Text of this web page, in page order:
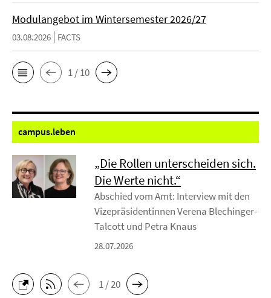
Modulangebot im Wintersemester 2026/27
03.08.2026 FACTS
1 / 10
campus.leben
„Die Rollen unterscheiden sich.
Die Werte nicht.“
Abschied vom Amt: Interview mit den
Vizepräsidentinnen Verena Blechinger-
Talcott und Petra Knaus
28.07.2026
1 / 20